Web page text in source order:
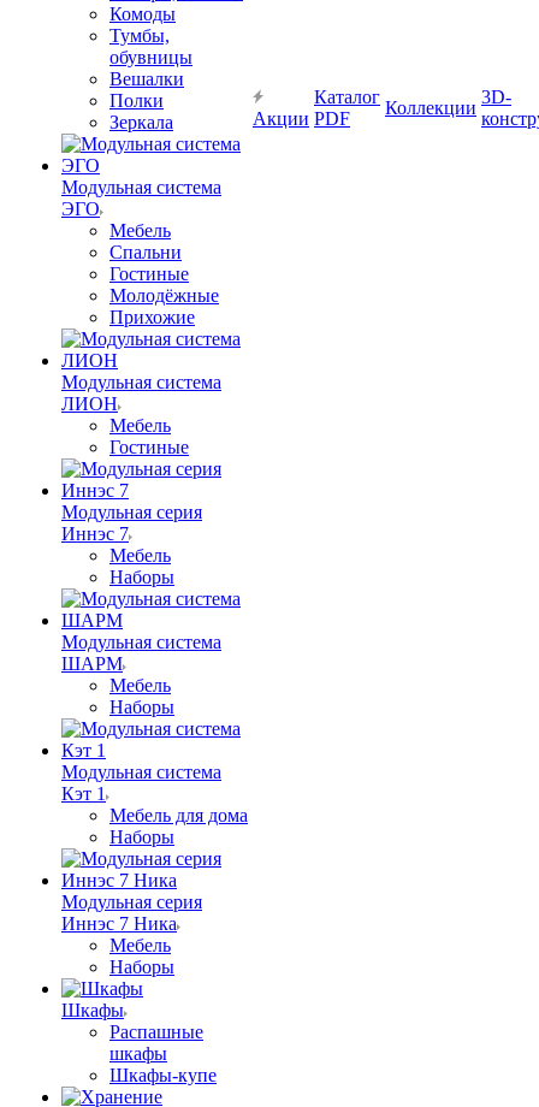
Комоды
Тумбы,
обувницы
Вешалки
Полки
Зеркала
Модульная система
ЭГО
Мебель
Спальни
Гостиные
Молодёжные
Прихожие
Модульная система
ЛИОН
Мебель
Гостиные
Модульная серия
Иннэс 7
Мебель
Наборы
Модульная система
ШАРМ
Мебель
Наборы
Модульная система
Кэт 1
Мебель для дома
Наборы
Модульная серия
Иннэс 7 Ника
Мебель
Наборы
Шкафы
Распашные
шкафы
Шкафы-купе
Акции
Каталог
PDF
Коллекции
3D-